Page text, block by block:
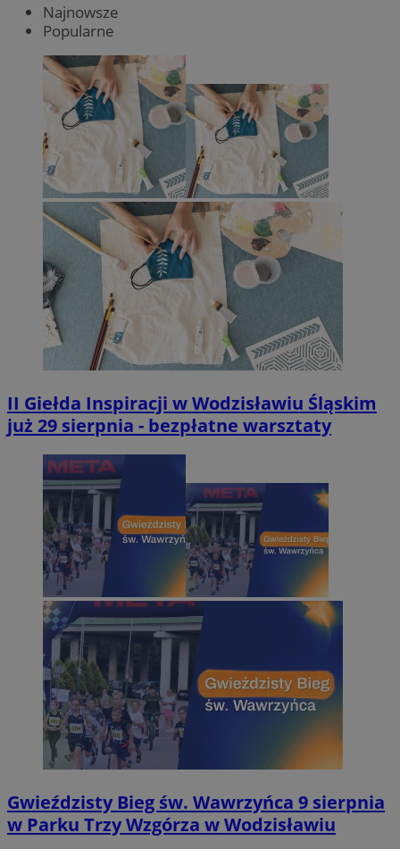
Najnowsze
Popularne
II Giełda Inspiracji w Wodzisławiu Śląskim
już 29 sierpnia - bezpłatne warsztaty
Gwieździsty Bieg św. Wawrzyńca 9 sierpnia
w Parku Trzy Wzgórza w Wodzisławiu